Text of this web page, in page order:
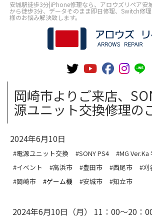
安城駅徒歩3分|iPhone修理なら、アロウズリペア安
から徒歩3分、データそのまま即日修理、Switch修
様のお悩み解決致します。
岡崎市よりご来店、
源ユニット交換修理の
2024年6月10日
#電源ユニット交換 #SONY PS4 #MG Ver.Ka
#イベント
#高浜市 #豊田市 #西尾市 #刈
#岡崎市
#ゲーム機 #安城市 #知立市
2024年6月10日（月） 11：00～20：